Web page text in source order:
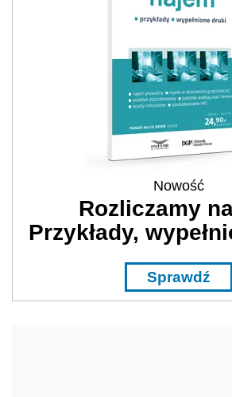
Nowość
Rozliczamy
Przykłady,
Sprawdź